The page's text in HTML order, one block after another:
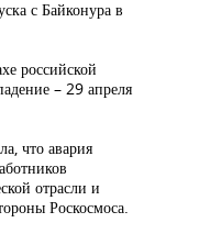
с Байконура в
российской
– 29 апреля
что авария
отрасли и
Роскосмоса.